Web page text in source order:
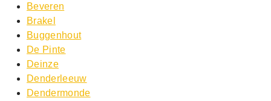
Beveren
Brakel
Buggenhout
De Pinte
Deinze
Denderleeuw
Dendermonde